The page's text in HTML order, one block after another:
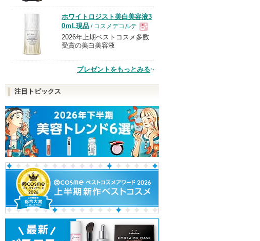
品
ホワイトロジスト美白美容液3
0ｍL現品 / コスメデコルテ
現
品
2026年上期ベストコスメ多数
受賞の美白美容液
プレゼントをもっとみる
注目トピックス